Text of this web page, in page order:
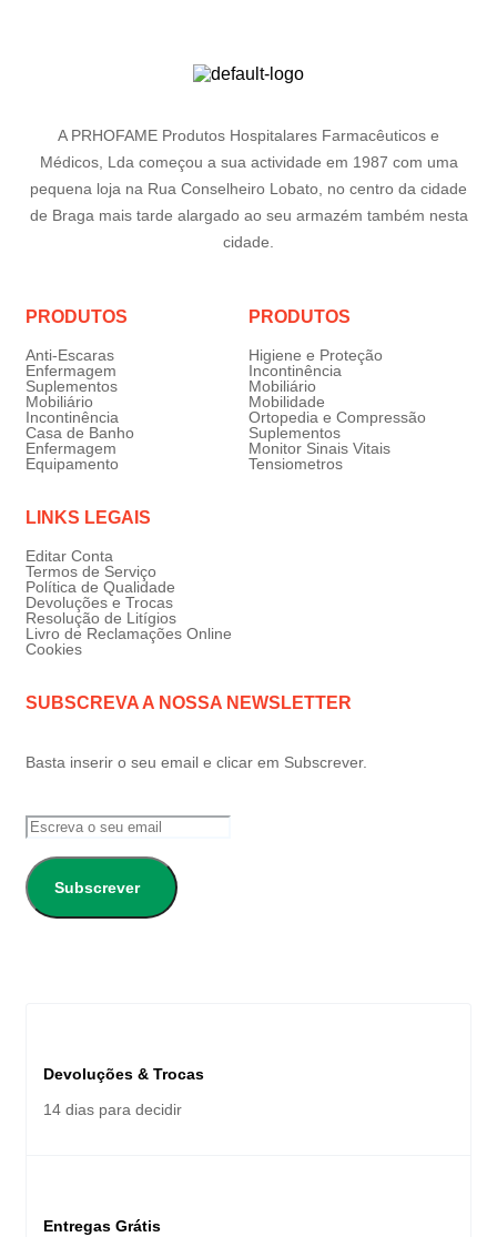
A PRHOFAME Produtos Hospitalares Farmacêuticos e
Médicos, Lda começou a sua actividade em 1987 com uma
pequena loja na Rua Conselheiro Lobato, no centro da cidade
de Braga mais tarde alargado ao seu armazém também nesta
cidade.
PRODUTOS
Anti-Escaras
Enfermagem
Suplementos
Mobiliário
Incontinência
Casa de Banho
Enfermagem
Equipamento
PRODUTOS
Higiene e Proteção
Incontinência
Mobiliário
Mobilidade
Ortopedia e Compressão
Suplementos
Monitor Sinais Vitais
Tensiometros
LINKS LEGAIS
Editar Conta
Termos de Serviço
Política de Qualidade
Devoluções e Trocas
Resolução de Litígios
Livro de Reclamações Online
Cookies
SUBSCREVA A NOSSA NEWSLETTER
Basta inserir o seu email e clicar em Subscrever.
Subscrever
Devoluções & Trocas
14 dias para decidir
Entregas Grátis